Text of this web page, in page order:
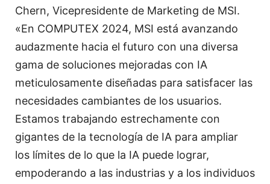
Chern, Vicepresidente de Marketing de MSI.
«En COMPUTEX 2024, MSI está avanzando
audazmente hacia el futuro con una diversa
gama de soluciones mejoradas con IA
meticulosamente diseñadas para satisfacer las
necesidades cambiantes de los usuarios.
Estamos trabajando estrechamente con
gigantes de la tecnología de IA para ampliar
los límites de lo que la IA puede lograr,
empoderando a las industrias y a los individuos